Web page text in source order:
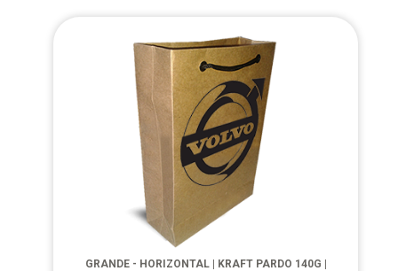
GRANDE - HORIZONTAL | KRAFT PARDO 140G |